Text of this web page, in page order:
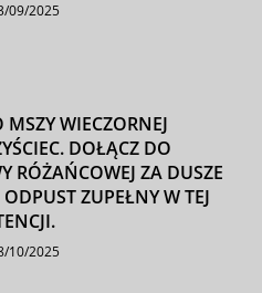
09/2025
WIECZORNEJ
DOŁĄCZ DO
RÓŻAŃCOWEJ ZA DUSZE
ZUPEŁNY W TEJ
10/2025